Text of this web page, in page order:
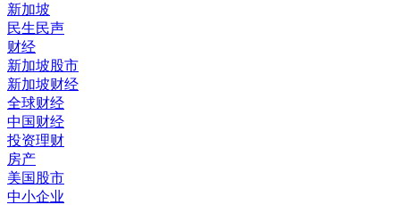
新加坡
民生民声
财经
新加坡股市
新加坡财经
全球财经
中国财经
投资理财
房产
美国股市
中小企业